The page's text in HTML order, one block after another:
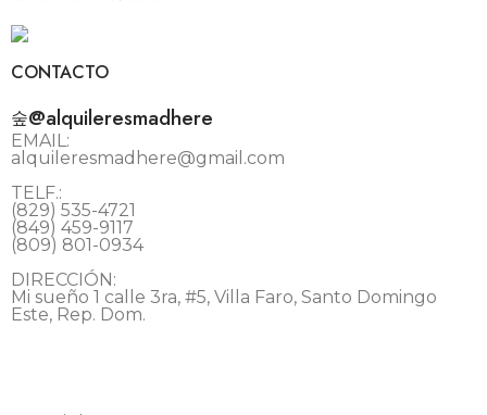
CONTACTO
@alquileresmadhere
EMAIL:
alquileresmadhere@gmail.com
TELF.:
(829) 535-4721
(849) 459-9117
(809) 801-0934
DIRECCIÓN:
Mi sueño 1 calle 3ra, #5, Villa Faro, Santo Domingo
Este, Rep. Dom.